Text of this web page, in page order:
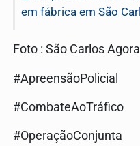
em fábrica em São
Foto : São Carlos Agora
#ApreensãoPolicial
#CombateAoTráfico
#OperaçãoConjunta